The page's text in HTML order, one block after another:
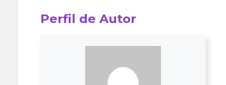
Perfil de Autor